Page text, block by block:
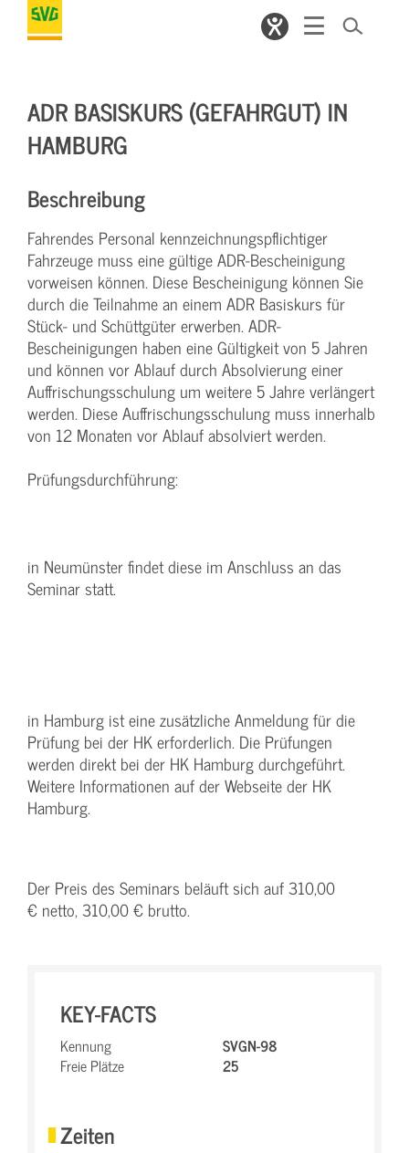
ADR BASISKURS (GEFAHRGUT) IN
HAMBURG
Beschreibung
Fahrendes Personal kennzeichnungspflichtiger
Fahrzeuge muss eine gültige ADR-Bescheinigung
vorweisen können. Diese Bescheinigung können Sie
durch die Teilnahme an einem ADR Basiskurs für
Stück- und Schüttgüter erwerben. ADR-
Bescheinigungen haben eine Gültigkeit von 5 Jahren
und können vor Ablauf durch Absolvierung einer
Auffrischungsschulung um weitere 5 Jahre verlängert
werden. Diese Auffrischungsschulung muss innerhalb
von 12 Monaten vor Ablauf absolviert werden.
Prüfungsdurchführung:
in Neumünster findet diese im Anschluss an das
Seminar statt.
in Hamburg ist eine zusätzliche Anmeldung für die
Prüfung bei der HK erforderlich. Die Prüfungen
werden direkt bei der HK Hamburg durchgeführt.
Weitere Informationen auf der Webseite der HK
Hamburg.
Der Preis des Seminars beläuft sich auf 310,00
€ netto, 310,00 € brutto.
KEY-FACTS
Kennung
SVGN-98
Freie Plätze
25
Zeiten